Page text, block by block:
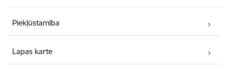
Piekļūstamība
Lapas karte